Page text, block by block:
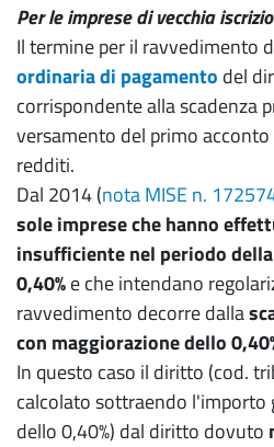
Per le imprese di vecchia
Il termine per il ravvedimento
ordinaria di pagamento del
corrispondente alla scadenza
versamento del primo
redditi.
Dal 2014 (nota MISE n.
sole imprese che hanno
insufficiente nel periodo
0,40%e che intendano
ravvedimento decorre dalla
con maggiorazione dello
In questo caso il diritto (cod.
calcolato sottraendo l'importo
dello 0,40%) dal diritto dovuto